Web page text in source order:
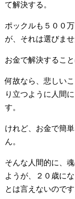
て解決する。
ポックルも５００
が、それは選びませ
お金で解決すること
何故なら、悲しい
り立つように人間
す。
けれど、お金で簡
ん。
そんな人間的に、
ようが、２０歳に
とは言えないのです